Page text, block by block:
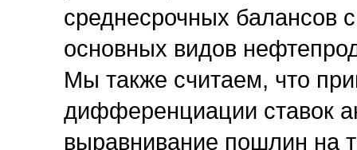
среднесрочных балансов
основных видов
Мы также считаем, что
дифференциации ставок
выравнивание пошлин на